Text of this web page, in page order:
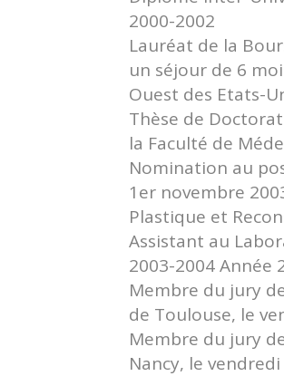
2000-2002
Lauréat de la
un séjour de 6
Ouest des Etats-
Thèse de
la Faculté de
Nomination au
1er novembre
Plastique et
Assistant au
2003-2004 Année
Membre du jury
de Toulouse, le
Membre du jury
Nancy, le